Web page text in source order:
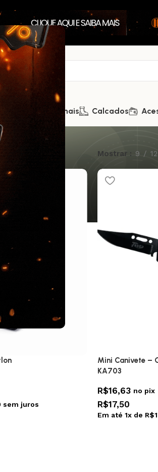
Kits Promocionais Calcados
resultados Mostrar 9 12
sem juros
Mini Canivete –
KA703
R$16,63 no pix
R$17,50
Em até 1x de R$